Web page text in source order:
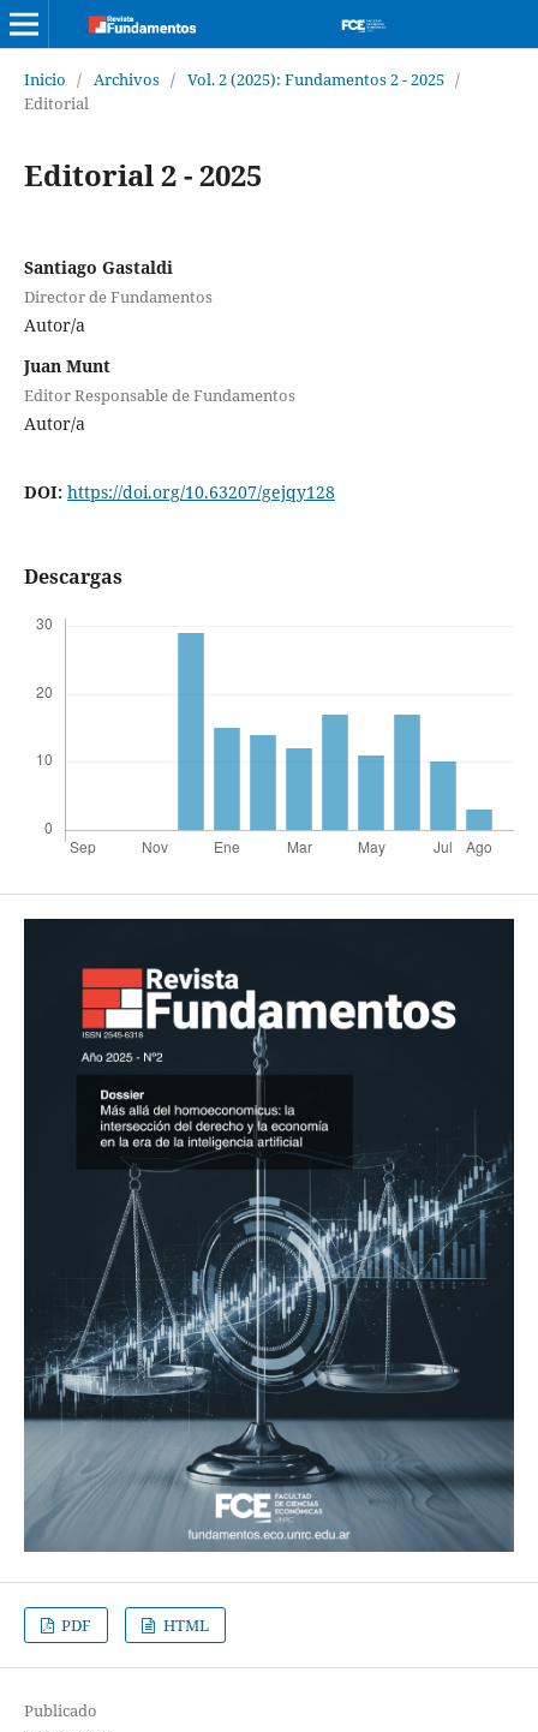
Inicio / Archivos / Vol. 2 (2025): Fundamentos 2 - 2025 /
Editorial
Editorial 2 - 2025
Santiago Gastaldi
Director de Fundamentos
Autor/a
Juan Munt
Editor Responsable de Fundamentos
Autor/a
DOI: https://doi.org/10.63207/gejqy128
Descargas
PDF HTML
Publicado